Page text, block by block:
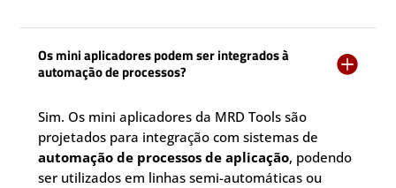
Os mini aplicadores podem ser integrados à
automação de processos?

Sim. Os mini aplicadores da MRD Tools são
projetados para integração com sistemas de
automação de processos de aplicação, podendo
ser utilizados em linhas semi-automáticas ou